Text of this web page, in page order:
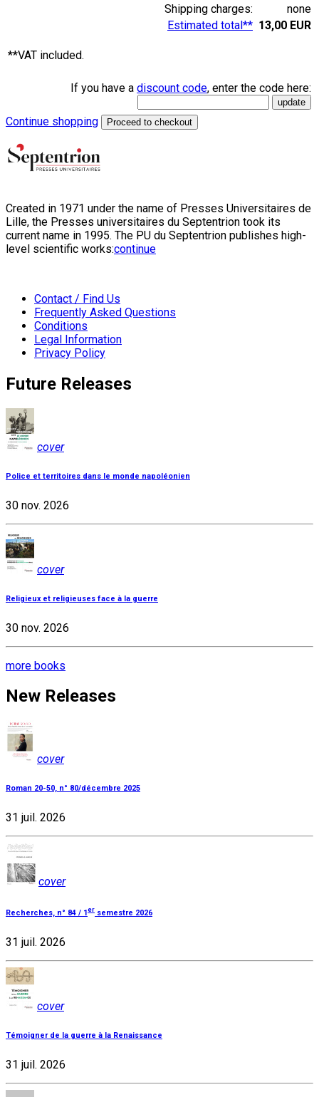
Shipping charges:
none
Estimated total** 13,00 EUR
**VAT included.
If you have a discount code, enter the code here:
Continue shopping Proceed to checkout
Created in 1971 under the name of Presses Universitaires de
Lille, the Presses universitaires du Septentrion took its
current name in 1995. The PU du Septentrion publishes high-
level scientific works:continue
Contact / Find Us
Frequently Asked Questions
Conditions
Legal Information
Privacy Policy
Future Releases
cover
Police et territoires dans le monde napoléonien
30 nov. 2026
cover
Religieux et religieuses face à la guerre
30 nov. 2026
more books
New Releases
cover
Roman 20-50, n° 80/décembre 2025
31 juil. 2026
cover
Recherches, n° 84 / 1er semestre 2026
31 juil. 2026
cover
Témoigner de la guerre à la Renaissance
31 juil. 2026